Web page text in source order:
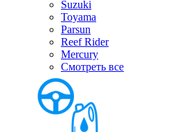
Suzuki
Toyama
Parsun
Reef Rider
Mercury
Смотреть все